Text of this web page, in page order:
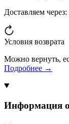
Доставляем через:
Условия возврата
Можно вернуть,
Подробнее →
Информация